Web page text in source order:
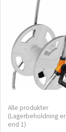
Alle produkter
(Lagerbeholdning
end 1)